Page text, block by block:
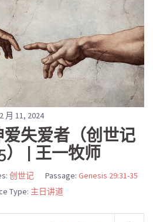
2 月 11, 2024
失爱者（创世记
） | 王一牧师
创世记 Passage: Genesis 29:31-35
Type: 主日讲道